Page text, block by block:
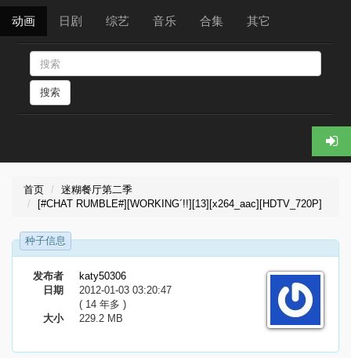
动画 日剧 综艺 音乐 合集 其它
搜索
首页
迷糊餐厅第二季
[#CHAT RUMBLE#][WORKING´!!][13][x264_aac][HDTV_720P]
种子信息
发布者
katy50306
日期
2012-01-03 03:20:47
( 14 年多 )
大小
229.2 MB